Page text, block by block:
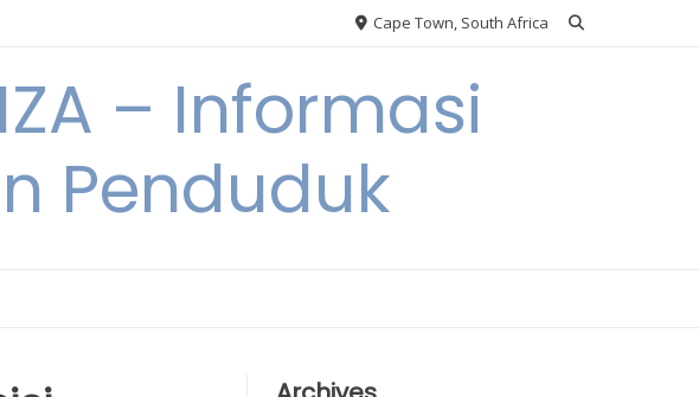
Cape Town, South Africa
– Informasi
Penduduk